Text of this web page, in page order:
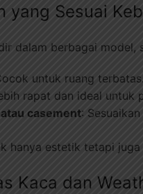
yang Sesuai
dalam berbagai model,
untuk ruang terbatas.
rapat dan ideal untuk
casement:
hanya estetik tetapi juga
Kaca dan